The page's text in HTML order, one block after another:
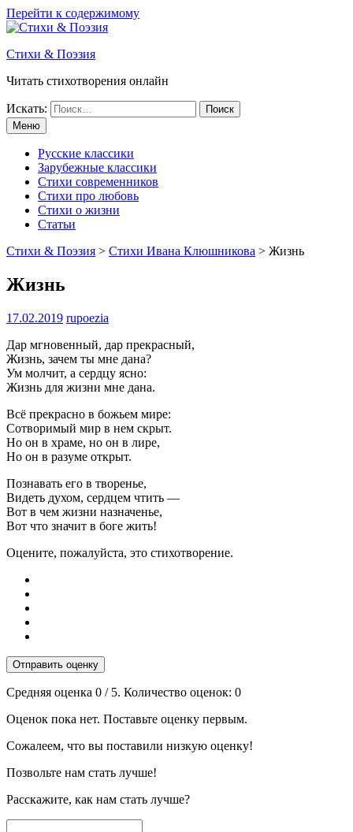
Перейти к содержимому
Стихи & Поэзия
Читать стихотворения онлайн
Искать:
Меню
Русские классики
Зарубежные классики
Стихи современников
Стихи про любовь
Стихи о жизни
Статьи
Стихи & Поэзия > Стихи Ивана Клюшникова > Жизнь
Жизнь
17.02.2019 rupoezia
Дар мгновенный, дар прекрасный,
Жизнь, зачем ты мне дана?
Ум молчит, а сердцу ясно:
Жизнь для жизни мне дана.
Всё прекрасно в божьем мире:
Сотворимый мир в нем скрыт.
Но он в храме, но он в лире,
Но он в разуме открыт.
Познавать его в творенье,
Видеть духом, сердцем чтить —
Вот в чем жизни назначенье,
Вот что значит в боге жить!
Оцените, пожалуйста, это стихотворение.
Отправить оценку
Средняя оценка 0 / 5. Количество оценок: 0
Оценок пока нет. Поставьте оценку первым.
Сожалеем, что вы поставили низкую оценку!
Позвольте нам стать лучше!
Расскажите, как нам стать лучше?